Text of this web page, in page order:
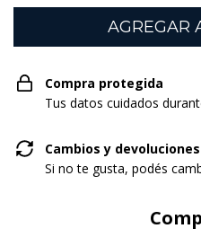
Compra protegida
Tus datos cuidados
Cambios y devoluciones
Si no te gusta, podés